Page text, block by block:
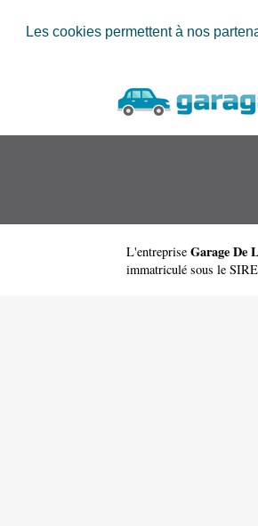
Les cookies permettent à nos
L'entreprise Garage De
immatriculé sous le